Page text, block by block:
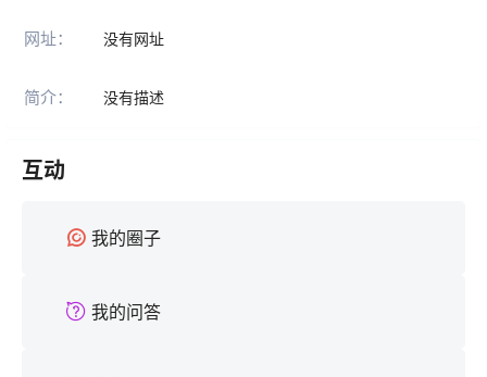
网址： 没有网址
简介： 没有描述
互动
我的圈子
我的问答